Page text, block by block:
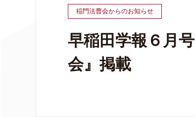
稲門法曹会からのお知らせ
早稲田学報６月
会』掲載